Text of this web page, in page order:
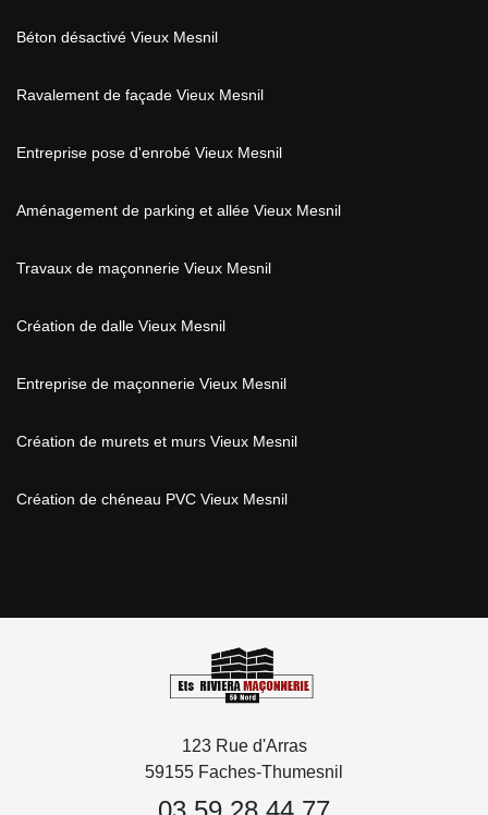
Béton désactivé Vieux Mesnil
Ravalement de façade Vieux Mesnil
Entreprise pose d'enrobé Vieux Mesnil
Aménagement de parking et allée Vieux Mesnil
Travaux de maçonnerie Vieux Mesnil
Création de dalle Vieux Mesnil
Entreprise de maçonnerie Vieux Mesnil
Création de murets et murs Vieux Mesnil
Création de chéneau PVC Vieux Mesnil
123 Rue d'Arras
59155 Faches-Thumesnil